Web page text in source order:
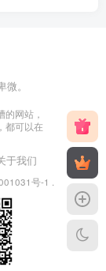
。
网站，
都可以在
于我们
号-1